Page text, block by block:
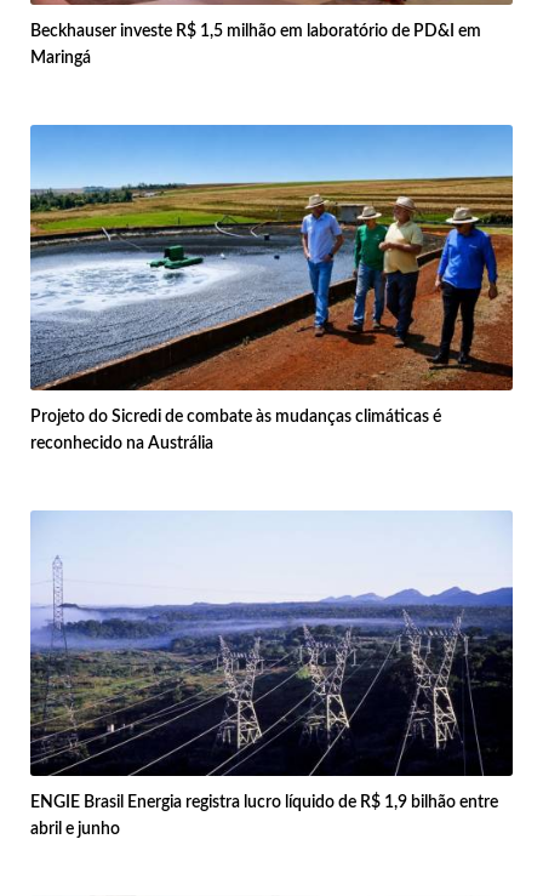
Beckhauser investe R$ 1,5 milhão em laboratório de PD&I em
Maringá
Projeto do Sicredi de combate às mudanças climáticas é
reconhecido na Austrália
ENGIE Brasil Energia registra lucro líquido de R$ 1,9 bilhão entre
abril e junho